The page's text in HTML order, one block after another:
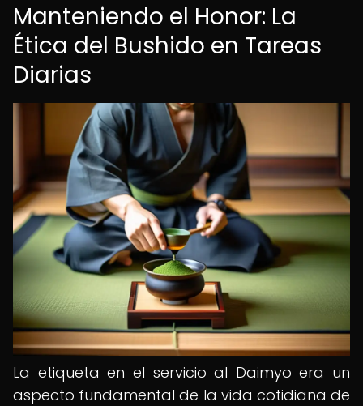
Manteniendo el Honor: La
Ética del Bushido en Tareas
Diarias
La etiqueta en el servicio al Daimyo era un
aspecto fundamental de la vida cotidiana de